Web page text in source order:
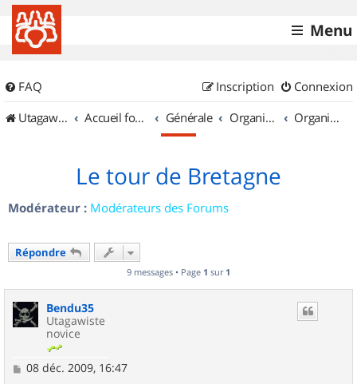
Menu
FAQ Connexion
Inscription
UtagawaVTT (Randos VTT et VTTAE avec traces GPS)
Accueil forum Générale Organisation de sorties & Recherche de partenaires Organisation de sorties en région Bretagne
Le tour de Bretagne
Modérateur : Modérateurs des Forums
Répondre
9 messages • Page 1 sur 1
Bendu35
Utagawiste
novice
M
08 déc. 2009, 16:47